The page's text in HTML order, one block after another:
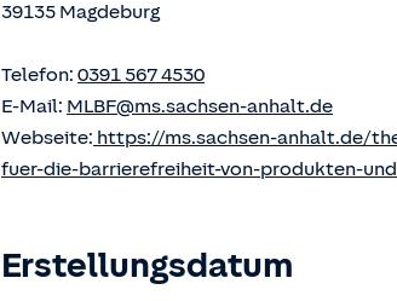
39135 Magdeburg
Telefon: 0391 567 4530
E-Mail: MLBF@ms.sachsen-anhalt.de
Webseite: https://ms.sachsen-anhalt.de/
fuer-die-barrierefreiheit-von-produkten-
Erstellungsdatum